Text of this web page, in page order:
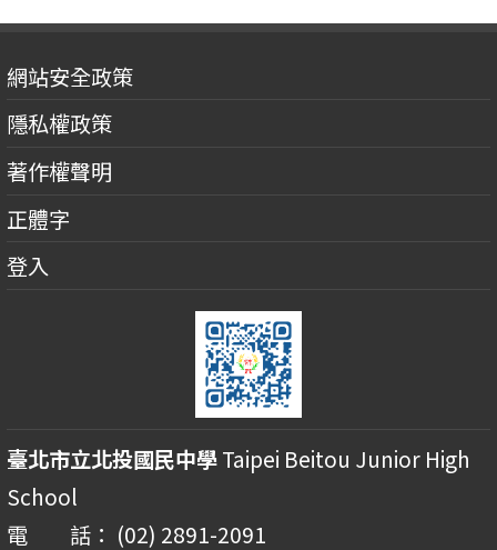
網站安全政策
隱私權政策
著作權聲明
正體字
登入
臺北市立北投國民中學Taipei Beitou Junior High
School
電 話： (02) 2891-2091